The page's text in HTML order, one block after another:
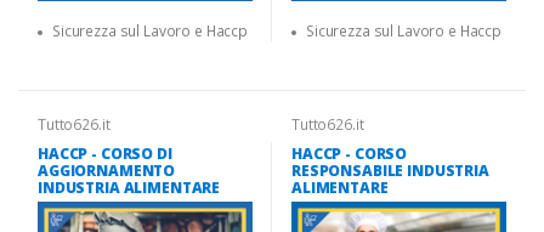
Sicurezza sul Lavoro e Haccp Sicurezza sul Lavoro e Haccp
Tutto626.it
HACCP - CORSO DI
AGGIORNAMENTO
INDUSTRIA ALIMENTARE
Tutto626.it
HACCP - CORSO
RESPONSABILE INDUSTRIA
ALIMENTARE